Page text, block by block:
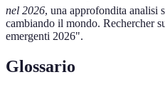
nel 2026, una approfondita analisi
cambiando il mondo. Rechercher
emergenti 2026".
Glossario